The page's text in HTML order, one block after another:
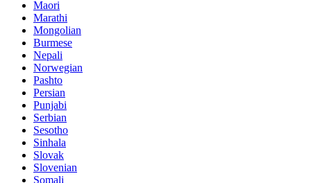
Maori
Marathi
Mongolian
Burmese
Nepali
Norwegian
Pashto
Persian
Punjabi
Serbian
Sesotho
Sinhala
Slovak
Slovenian
Somali